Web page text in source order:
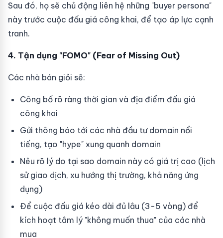
Sau đó, họ sẽ chủ động liên hệ những "buyer persona"
này trước cuộc đấu giá công khai, để tạo áp lực cạnh
tranh.
4. Tận dụng "FOMO" (Fear of Missing Out)
Các nhà bán giỏi sẽ:
Công bố rõ ràng thời gian và địa điểm đấu giá
công khai
Gửi thông báo tới các nhà đầu tư domain nổi
tiếng, tạo "hype" xung quanh domain
Nêu rõ lý do tại sao domain này có giá trị cao (lịch
sử giao dịch, xu hướng thị trường, khả năng ứng
dụng)
Để cuộc đấu giá kéo dài đủ lâu (3-5 vòng) để
kích hoạt tâm lý "không muốn thua" của các nhà
mua